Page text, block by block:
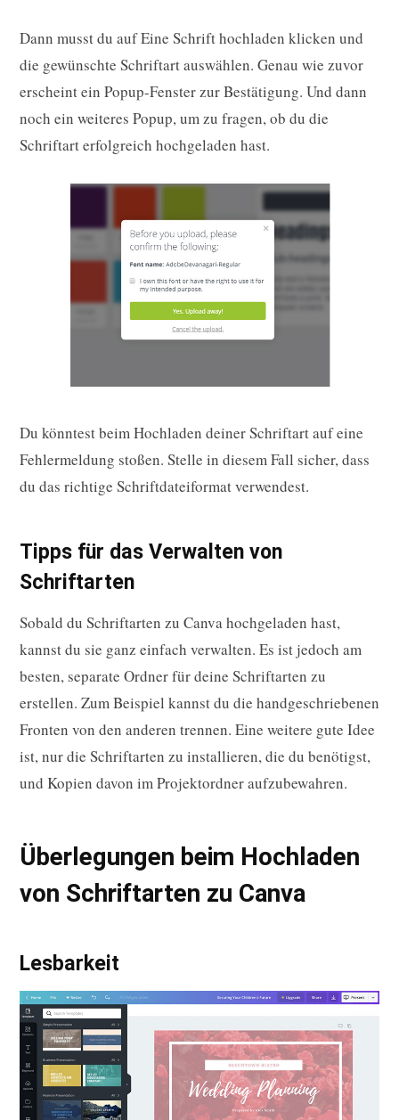
Dann musst du auf Eine Schrift hochladen klicken und
die gewünschte Schriftart auswählen. Genau wie zuvor
erscheint ein Popup-Fenster zur Bestätigung. Und dann
noch ein weiteres Popup, um zu fragen, ob du die
Schriftart erfolgreich hochgeladen hast.
Du könntest beim Hochladen deiner Schriftart auf eine
Fehlermeldung stoßen. Stelle in diesem Fall sicher, dass
du das richtige Schriftdateiformat verwendest.
Tipps für das Verwalten von
Schriftarten
Sobald du Schriftarten zu Canva hochgeladen hast,
kannst du sie ganz einfach verwalten. Es ist jedoch am
besten, separate Ordner für deine Schriftarten zu
erstellen. Zum Beispiel kannst du die handgeschriebenen
Fronten von den anderen trennen. Eine weitere gute Idee
ist, nur die Schriftarten zu installieren, die du benötigst,
und Kopien davon im Projektordner aufzubewahren.
Überlegungen beim Hochladen
von Schriftarten zu Canva
Lesbarkeit